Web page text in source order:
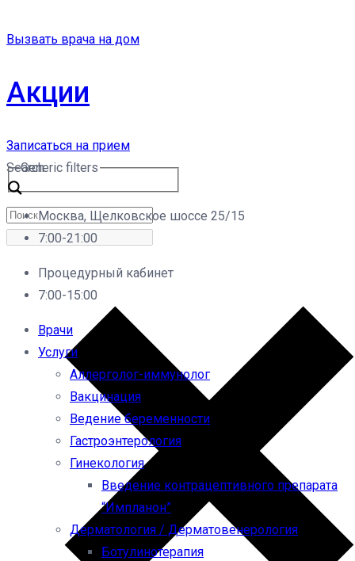
Вызвать врача на дом
Акции
Записаться на прием
Search
Generic filters
Москва, Щелковское шоссе 25/15
7:00-21:00
Процедурный кабинет
7:00-15:00
Врачи
Услуги
Аллерголог-иммунолог
Вакцинация
Ведение беременности
Гастроэнтерология
Гинекология
Введение контрацептивного препарата
“Импланон”
Дерматология / Дерматовенерология
Ботулинотерапия